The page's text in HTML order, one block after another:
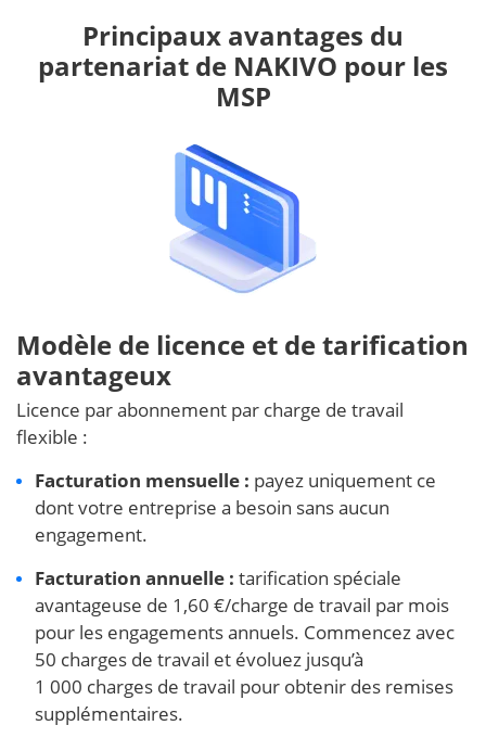
Principaux avantages du
partenariat de NAKIVO pour les
MSP
Modèle de licence et de tarification
avantageux
Licence par abonnement par charge de travail
flexible :
Facturation mensuelle : payez uniquement ce
dont votre entreprise a besoin sans aucun
engagement.
Facturation annuelle : tarification spéciale
avantageuse de 1,60 €/charge de travail par mois
pour les engagements annuels. Commencez avec
50 charges de travail et évoluez jusqu’à
1 000 charges de travail pour obtenir des remises
supplémentaires.